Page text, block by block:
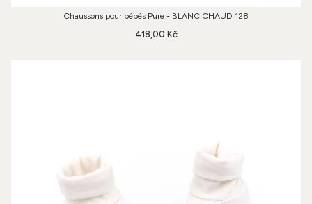
Chaussons pour bébés Pure - BLANC CHAUD 128
418,00 Kč